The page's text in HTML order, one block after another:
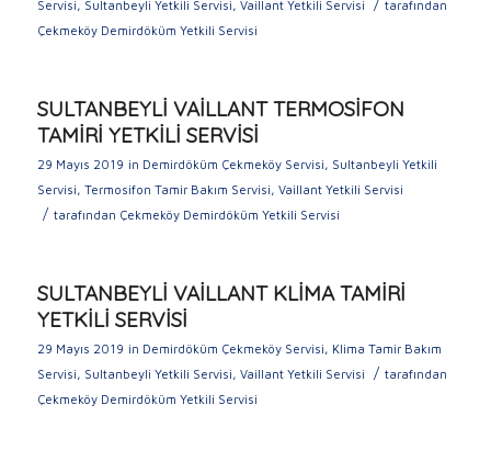
Servisi, Sultanbeyli Yetkili Servisi, Vaillant Yetkili Servisi / tarafından
Çekmeköy Demirdöküm Yetkili Servisi
SULTANBEYLİ VAİLLANT TERMOSİFON
TAMİRİ YETKİLİ SERVİSİ
29 Mayıs 2019 in Demirdöküm Çekmeköy Servisi, Sultanbeyli Yetkili
Servisi, Termosifon Tamir Bakım Servisi, Vaillant Yetkili Servisi
/ tarafından Çekmeköy Demirdöküm Yetkili Servisi
SULTANBEYLİ VAİLLANT KLİMA TAMİRİ
YETKİLİ SERVİSİ
29 Mayıs 2019 in Demirdöküm Çekmeköy Servisi, Klima Tamir Bakım
Servisi, Sultanbeyli Yetkili Servisi, Vaillant Yetkili Servisi / tarafından
Çekmeköy Demirdöküm Yetkili Servisi